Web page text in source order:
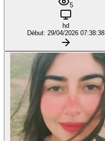
5
hd
Début: 29/04/2026 07:38:38